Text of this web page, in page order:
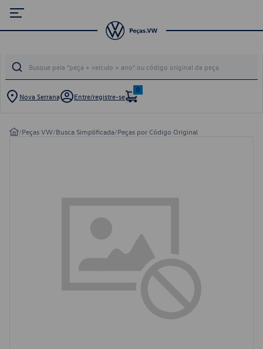
Nova Serrana Entre/registre-se
0
/Peças VW/Busca Simplificada/Peças por Código Original